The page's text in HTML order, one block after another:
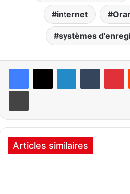
internet
systèmes
Articles similaires